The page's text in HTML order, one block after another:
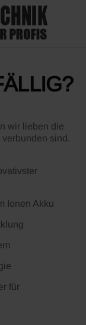
wir lieben die
sind.
Ionen Akku
für